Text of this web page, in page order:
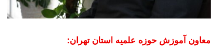
معاون آموزش حوزه علمیه استان تهران: